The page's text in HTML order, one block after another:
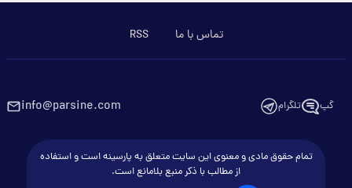
تماس با ما RSS
گپ تلگرام info@parsine.com
تمام حقوق مادی و معنوی این سایت متعلق به پارسینه است و استفاده
از مطالب با ذکر منبع بلامانع است.